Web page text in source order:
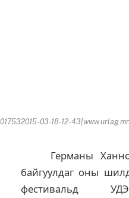
03-18-12-
Германы
байгуулдаг оны
фестивальд